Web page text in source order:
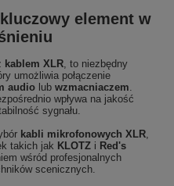
element w
kablem XLR, to niezbędny
umożliwia połączenie
audio lub wzmacniaczem.
wpływa na jakość
sygnału.
kabli mikrofonowych XLR,
takich jak KLOTZ i Red's
wśród profesjonalnych
scenicznych.